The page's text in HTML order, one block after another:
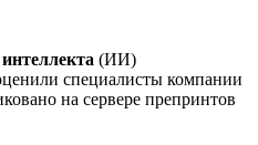
(ИИ)
специалисты компании
на сервере препринтов